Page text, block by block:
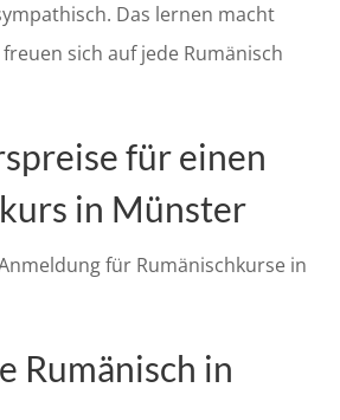
Das lernen macht
sich auf jede Rumänisch
für einen
in Münster
für Rumänischkurse in
Rumänisch in